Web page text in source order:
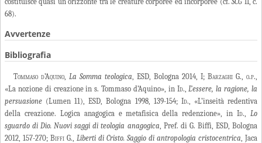
68).
Avvertenze
Bibliografia
Tommaso d’Aquino,La Somma teologica, ESD, Bologna 2014, I;Barzaghi G.,o.p.,
«La nozione di creazione in s. Tommaso d’Aquino», in Id.,L’essere, la ragione, la
persuasione (Lumen 11), ESD, Bologna 1998, 139-154; Id., «L’inseità redentiva
della creazione. Logica anagogica e metafisica della redenzione», inId.,Lo
sguardo di Dio. Nuovi saggi di teologia anagogica, Pref. di G. Biffi, ESD, Bologna
2012, 157-270; Biffi G., Liberti di Cristo. Saggio di antropologia cristocentrica, Jaca